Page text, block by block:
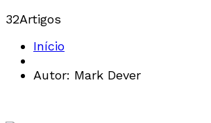
32Artigos
Início
Autor: Mark Dever